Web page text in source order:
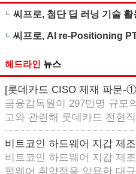
씨프로, 첨단 딥 러닝 기술
씨프로, AI re-Positioning
헤드라인 뉴스
[롯데카드 CISO 제재 파문-
금융감독원이 297만명 규모
고와 관련해 롯데카드 전현
비트코인 하드웨어 지갑 제
비트코인 하드웨어 지갑 제
펌웨어 취약점을 악용한 대